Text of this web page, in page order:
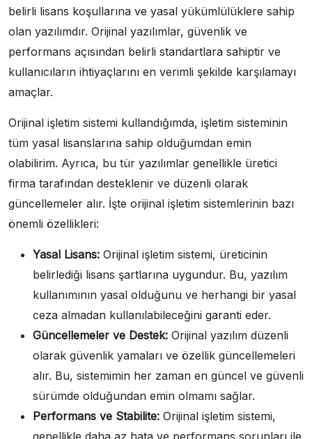
belirli lisans koşullarına ve yasal yükümlülüklere sahip
olan yazılımdır. Orijinal yazılımlar, güvenlik ve
performans açısından belirli standartlara sahiptir ve
kullanıcıların ihtiyaçlarını en verimli şekilde karşılamayı
amaçlar.
Orijinal işletim sistemi kullandığımda, işletim sisteminin
tüm yasal lisanslarına sahip olduğumdan emin
olabilirim. Ayrıca, bu tür yazılımlar genellikle üretici
firma tarafından desteklenir ve düzenli olarak
güncellemeler alır. İşte orijinal işletim sistemlerinin bazı
önemli özellikleri:
Yasal Lisans: Orijinal işletim sistemi, üreticinin
belirlediği lisans şartlarına uygundur. Bu, yazılım
kullanımının yasal olduğunu ve herhangi bir yasal
ceza almadan kullanılabileceğini garanti eder.
Güncellemeler ve Destek: Orijinal yazılım düzenli
olarak güvenlik yamaları ve özellik güncellemeleri
alır. Bu, sistemimin her zaman en güncel ve güvenli
sürümde olduğundan emin olmamı sağlar.
Performans ve Stabilite: Orijinal işletim sistemi,